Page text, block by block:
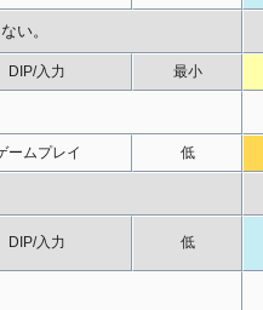
い。
DIP/入力 最小
ームプレイ 低
DIP/入力 低